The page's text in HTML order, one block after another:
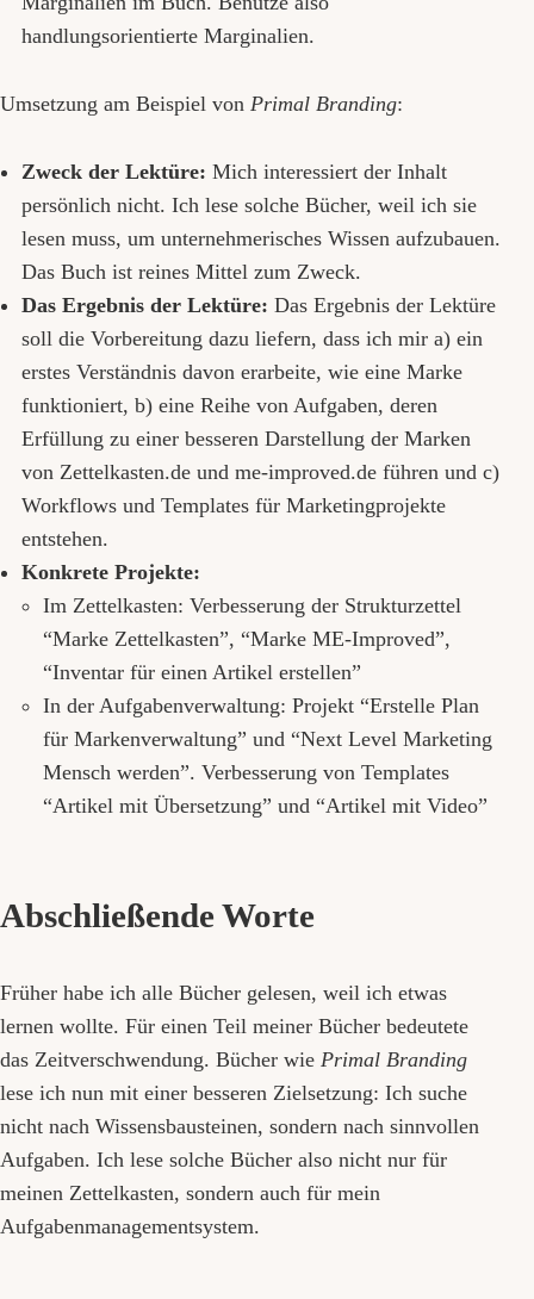
handlungsorientierte Marginalien.
Umsetzung am Beispiel von Primal Branding:
Zweck der Lektüre: Mich interessiert der Inhalt
persönlich nicht. Ich lese solche Bücher, weil ich sie
lesen muss, um unternehmerisches Wissen aufzubauen.
Das Buch ist reines Mittel zum Zweck.
Das Ergebnis der Lektüre: Das Ergebnis der Lektüre
soll die Vorbereitung dazu liefern, dass ich mir a) ein
erstes Verständnis davon erarbeite, wie eine Marke
funktioniert, b) eine Reihe von Aufgaben, deren
Erfüllung zu einer besseren Darstellung der Marken
von Zettelkasten.de und me-improved.de führen und c)
Workflows und Templates für Marketingprojekte
entstehen.
Konkrete Projekte:
Im Zettelkasten: Verbesserung der Strukturzettel
“Marke Zettelkasten”, “Marke ME-Improved”,
“Inventar für einen Artikel erstellen”
In der Aufgabenverwaltung: Projekt “Erstelle Plan
für Markenverwaltung” und “Next Level Marketing
Mensch werden”. Verbesserung von Templates
“Artikel mit Übersetzung” und “Artikel mit Video”
Abschließende Worte
Früher habe ich alle Bücher gelesen, weil ich etwas
lernen wollte. Für einen Teil meiner Bücher bedeutete
das Zeitverschwendung. Bücher wie Primal Branding
lese ich nun mit einer besseren Zielsetzung: Ich suche
nicht nach Wissensbausteinen, sondern nach sinnvollen
Aufgaben. Ich lese solche Bücher also nicht nur für
meinen Zettelkasten, sondern auch für mein
Aufgabenmanagementsystem.